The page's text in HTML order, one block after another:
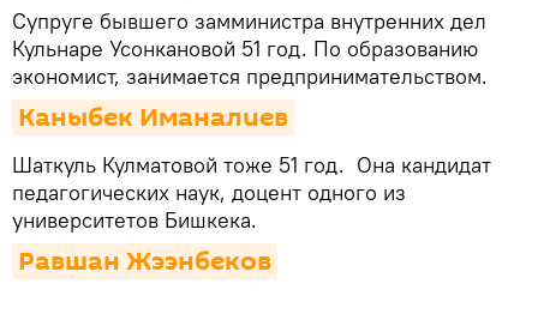
Супруге бывшего замминистра внутренних дел
Кульнаре Усонкановой 51 год. По образованию
экономист, занимается предпринимательством.
Каныбек Иманалиев
Шаткуль Кулматовой тоже 51 год. Она кандидат
педагогических наук, доцент одного из
университетов Бишкека.
Равшан Жээнбеков